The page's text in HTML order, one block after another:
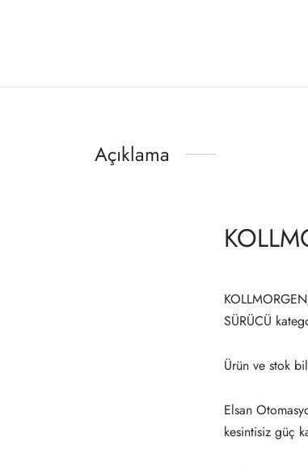
Açıklama
SÜRÜCÜ
Ürün ve stok
Elsan
kesintisiz güç